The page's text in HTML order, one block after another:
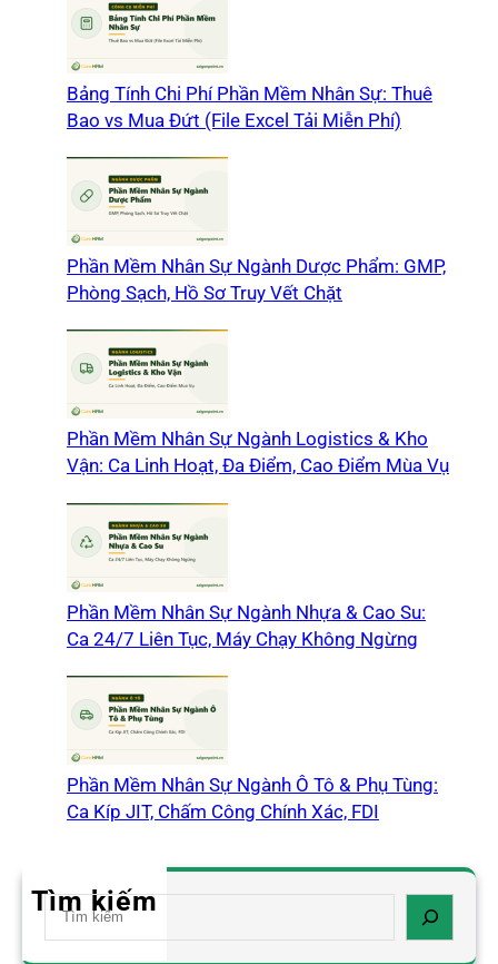
Bảng Tính Chi Phí Phần Mềm Nhân Sự: Thuê
Bao vs Mua Đứt (File Excel Tải Miễn Phí)
Phần Mềm Nhân Sự Ngành Dược Phẩm: GMP,
Phòng Sạch, Hồ Sơ Truy Vết Chặt
Phần Mềm Nhân Sự Ngành Logistics & Kho
Vận: Ca Linh Hoạt, Đa Điểm, Cao Điểm Mùa Vụ
Phần Mềm Nhân Sự Ngành Nhựa & Cao Su:
Ca 24/7 Liên Tục, Máy Chạy Không Ngừng
Phần Mềm Nhân Sự Ngành Ô Tô & Phụ Tùng:
Ca Kíp JIT, Chấm Công Chính Xác, FDI
Tìm kiếm
S